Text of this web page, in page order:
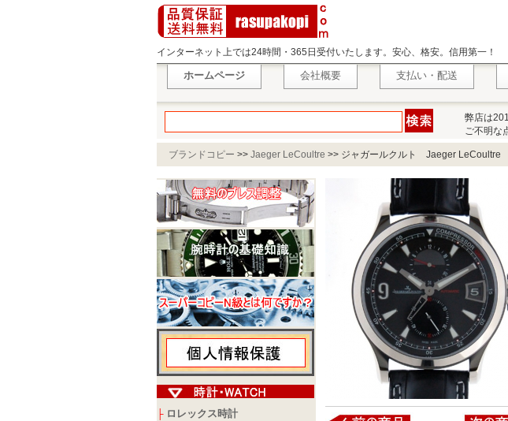
インターネット上では24時間・365日受付いたします。安心、格安。信用第一！
ホームページ 会社概要 支払い・配送
弊店は
ご不明な
ブランドコピー >> Jaeger LeCoultre >> ジャガールクルト Jaeger
├ ロレックス時計